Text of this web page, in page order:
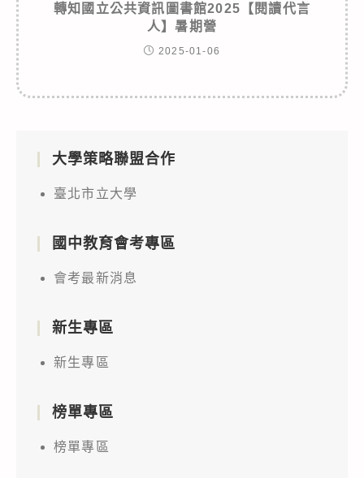
轉知國立公共資訊圖書館2025【閱讀代言
人】暑期營
2025-01-06
大學策略聯盟合作
臺北市立大學
國中教育會考專區
會考最新消息
新生專區
新生專區
榜單專區
榜單專區